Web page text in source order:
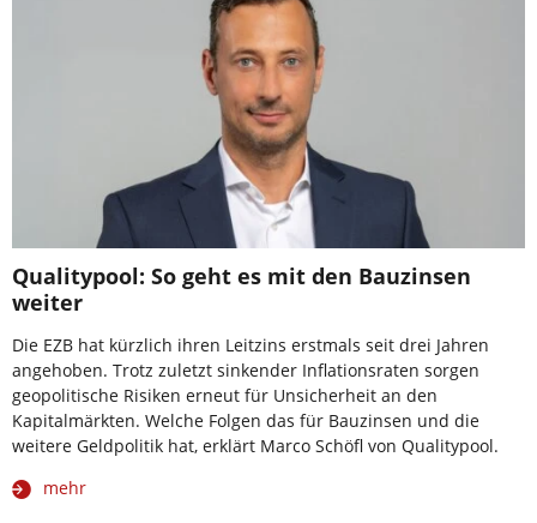
Qualitypool: So geht es mit den Bauzinsen
weiter
Die EZB hat kürzlich ihren Leitzins erstmals seit drei Jahren
angehoben. Trotz zuletzt sinkender Inflationsraten sorgen
geopolitische Risiken erneut für Unsicherheit an den
Kapitalmärkten. Welche Folgen das für Bauzinsen und die
weitere Geldpolitik hat, erklärt Marco Schöfl von Qualitypool.
mehr